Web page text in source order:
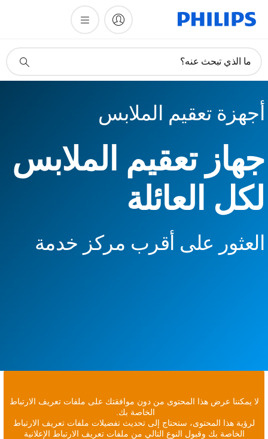
دعم
ما الذي تبحث عنه؟
أجهزة تعقيم الملابس
جهاز تعقيم الملابس
لكل العائلة
العثور على أقرب مركز خدمة
لا يمكننا عرض هذا المحتوى من دون موافقتك على ملفات تعريف الارتباط
الخاصة بك.
لرؤية هذا المحتوى، ستحتاج إلى تحديث تفضيلات ملفات تعريف الارتباط
الخاصة بك وقبول النوع التالي من ملفات تعريف الارتباط الإعلانية